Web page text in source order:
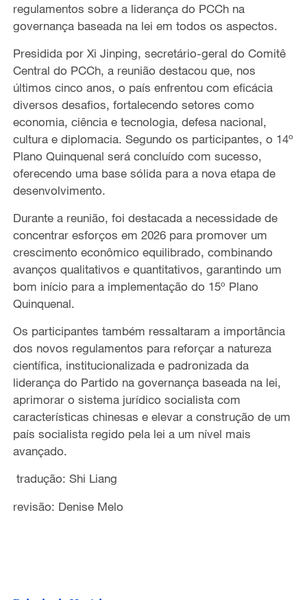
regulamentos sobre a liderança do PCCh na
governança baseada na lei em todos os aspectos.
Presidida por Xi Jinping, secretário-geral do Comitê
Central do PCCh, a reunião destacou que, nos
últimos cinco anos, o país enfrentou com eficácia
diversos desafios, fortalecendo setores como
economia, ciência e tecnologia, defesa nacional,
cultura e diplomacia. Segundo os participantes, o 14º
Plano Quinquenal será concluído com sucesso,
oferecendo uma base sólida para a nova etapa de
desenvolvimento.
Durante a reunião, foi destacada a necessidade de
concentrar esforços em 2026 para promover um
crescimento econômico equilibrado, combinando
avanços qualitativos e quantitativos, garantindo um
bom início para a implementação do 15º Plano
Quinquenal.
Os participantes também ressaltaram a importância
dos novos regulamentos para reforçar a natureza
científica, institucionalizada e padronizada da
liderança do Partido na governança baseada na lei,
aprimorar o sistema jurídico socialista com
características chinesas e elevar a construção de um
país socialista regido pela lei a um nível mais
avançado.
tradução: Shi Liang
revisão: Denise Melo